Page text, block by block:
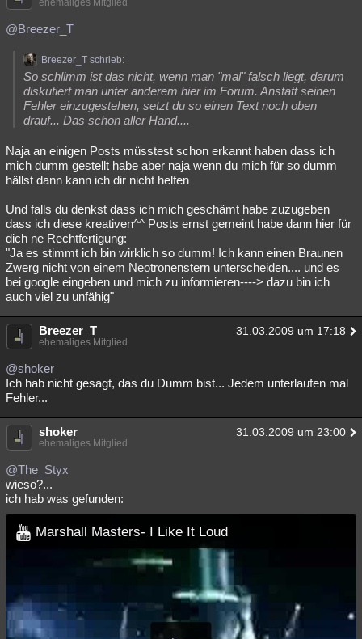
ehemaliges Mitglied
@Breezer_T
Breezer_T schrieb:
So schlimm ist das nicht, wenn man "mal" falsch liegt, darum
diskutiert man unter anderem hier im Forum. Anstatt seinen
Fehler einzugestehen, setzt du so einen Text noch oben
drauf... Das schon aller Hand....
Naja an einigen Posts müsstest schon erkannt haben dass ich
mich dumm gestellt habe aber naja wenn du mich für so dumm
hällst dann kann ich dir nicht helfen
Und falls du denkst dass ich mich geschämt habe zuzugeben
dass ich diese kreativen^^ Posts ernst gemeint habe dann hier für
dich ne Rechtfertigung:
"Ja es stimmt ich bin wirklich so dumm! Ich kann einen Braunen
Zwerg nicht von einem Neotronenstern unterscheiden.... und es
bei google eingeben und mich zu informieren----> dazu bin ich
auch viel zu unfähig"
Breezer_T 31.03.2009 um 17:18
ehemaliges Mitglied
@shoker
Ich hab nicht gesagt, das du Dumm bist... Jedem unterlaufen mal
Fehler...
shoker 31.03.2009 um 23:00
ehemaliges Mitglied
@The_Styx
wieso?...
ich hab was gefunden:
Marshall Masters- I Like It Loud